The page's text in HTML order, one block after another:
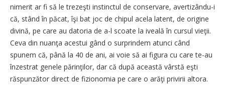
nimerit ar fi să le trezeşti instinctul de conservare, avertizându-i
că, stând în păcat, îşi bat joc de chipul acela latent, de origine
divină, pe care au datoria de a-l scoate la iveală în cursul vieţii.
Ceva din nuanţa acestui gând o surprindem atunci când
spunem că, până la 40 de ani, ai voie să ai figura cu care te-au
înzestrat genele părinţilor, dar că după această vârstă eşti
răspunzător direct de fizionomia pe care o arăţi privirii altora.